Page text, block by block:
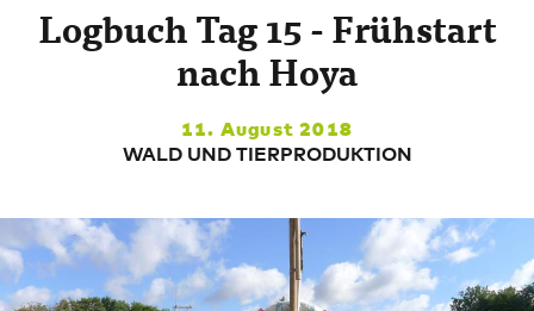
Logbuch Tag 15 - Frühstart
nach Hoya
11. August 2018
WALD UND TIERPRODUKTION